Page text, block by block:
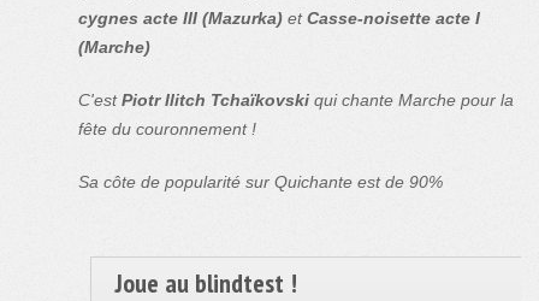
cygnes acte III (Mazurka) etCasse-noisette acte I
(Marche)
C'estPiotr Ilitch Tchaïkovski qui chante Marche pour la
fête du couronnement !
Sa côte de popularité sur Quichante est de 90%
Joue au blindtest !